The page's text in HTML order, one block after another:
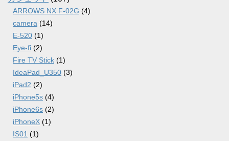
ARROWS NX F-02G (4)
camera (14)
E-520 (1)
Eye-fi (2)
Fire TV Stick (1)
IdeaPad_U350 (3)
iPad2 (2)
iPhone5s (4)
iPhone6s (2)
iPhoneX (1)
IS01 (1)